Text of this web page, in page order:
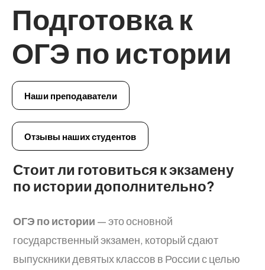
Подготовка к
ОГЭ по истории
Наши преподаватели
Отзывы наших студентов
Стоит ли готовиться к экзамену
по истории дополнительно?
ОГЭ по истории — это основной
государственный экзамен, который сдают
выпускники девятых классов в России с целью